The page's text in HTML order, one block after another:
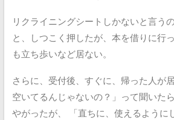
リクライニングシートしかないと言う
と、しつこく押したが、本を借りに行
も立ち歩いなど居ない。
さらに、受付後、すぐに、帰った人が居
空いてるんじゃないの？」って聞いた
やがったが、
「直ちに、使えるように